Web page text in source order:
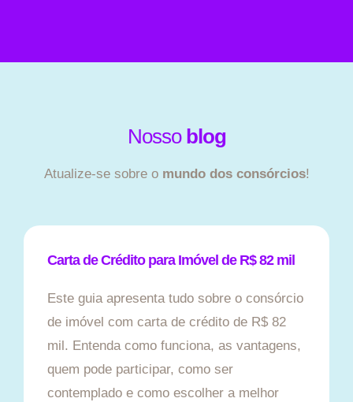
Nosso blog
Atualize-se sobre o mundo dos consórcios!
Carta de Crédito para Imóvel de R$ 82 mil
Este guia apresenta tudo sobre o consórcio
de imóvel com carta de crédito de R$ 82
mil. Entenda como funciona, as vantagens,
quem pode participar, como ser
contemplado e como escolher a melhor